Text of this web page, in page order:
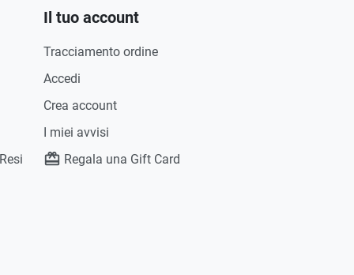
Il tuo account
Tracciamento ordine
Accedi
Crea account
I miei avvisi
Regala una Gift Card